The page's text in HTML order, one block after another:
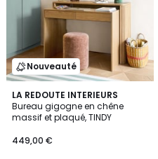
Nouveauté
LA REDOUTE INTERIEURS
Bureau gigogne en chêne
massif et plaqué, TINDY
449,00 €